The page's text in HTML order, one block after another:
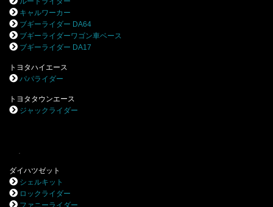
キャルワーカー
ブギーライダー DA64
ブギーライダーワゴン車ベース
ブギーライダー DA17
トヨタハイエース
パパライダー
トヨタタウンエース
ジャックライダー
ダイハツゼット
シェルキット
ロックライダー
ファニーライダー